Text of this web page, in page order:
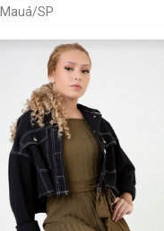
Mauá/SP